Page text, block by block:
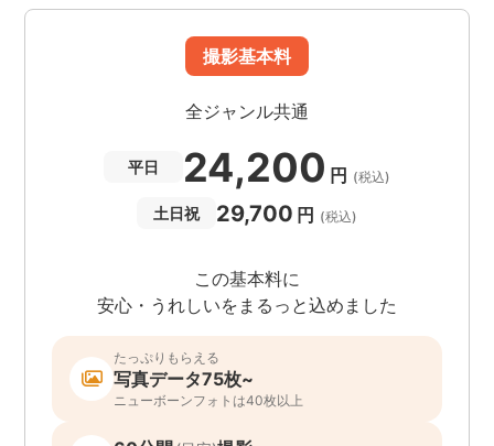
撮影基本料
全ジャンル共通
平日 24,200 円 (税込)
土日祝 29,700 円 (税込)
この基本料に
安心・うれしいをまるっと込めました
たっぷりもらえる
写真データ75枚~
ニューボーンフォトは40枚以上